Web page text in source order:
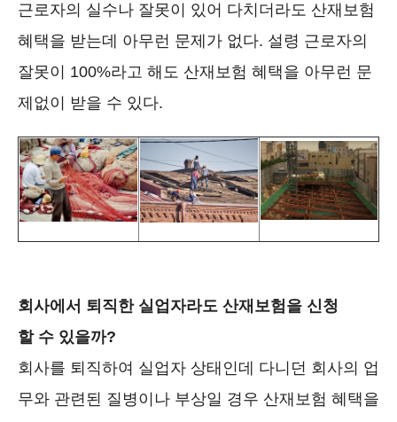
근로자의 실수나 잘못이 있어 다치더라도 산재보험
혜택을 받는데 아무런 문제가 없다. 설령 근로자의
잘못이 100%라고 해도 산재보험 혜택을 아무런 문
제없이 받을 수 있다.
회사에서 퇴직한 실업자라도 산재보험을 신청
할 수 있을까?
회사를 퇴직하여 실업자 상태인데 다니던 회사의 업
무와 관련된 질병이나 부상일 경우 산재보험 혜택을